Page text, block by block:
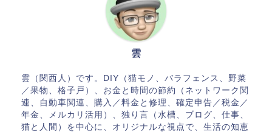
雲
雲（関西人）です。DIY（猫モノ、バラフェンス、野菜
／果物、格子戸）、お金と時間の節約（ネットワーク関
連、自動車関連、購入／料金と修理、確定申告／税金／
年金、メルカリ活用）、独り言（水槽、ブログ、仕事、
猫と人間）を中心に、オリジナルな視点で、生活の知恵